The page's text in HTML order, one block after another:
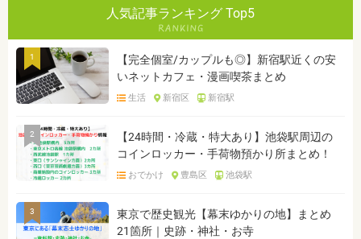
人気記事ランキング Top5
1
【完全個室/カップルも◎】新宿駅近くの安
いネットカフェ・漫画喫茶まとめ
生活 新宿区 新宿駅
2
【24時間・冷蔵・特大あり】池袋駅周辺の
コインロッカー・手荷物預かり所まとめ！
おでかけ 豊島区 池袋駅
3
東京で歴史観光【幕末ゆかりの地】まとめ
21箇所｜史跡・神社・お寺